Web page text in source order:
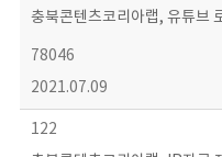
충북콘텐츠코리아랩, 유튜브
78046
2021.07.09
122